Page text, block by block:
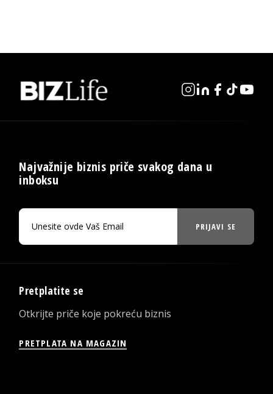
Najvažnije biznis priče svakog dana u
inboksu
PRIJAVI SE
Pretplatite se
Otkrijte priče koje pokreću biznis
PRETPLATA NA MAGAZIN